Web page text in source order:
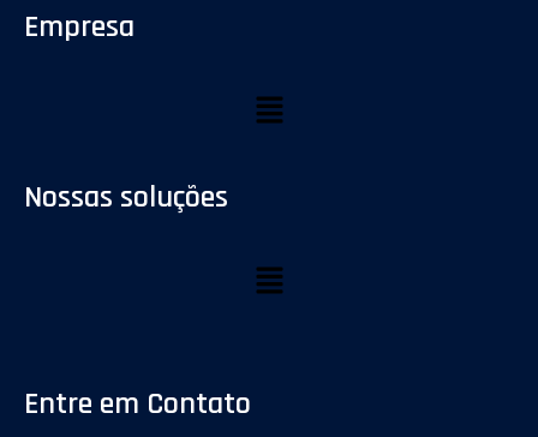
Empresa
Nossas soluções
Entre em Contato